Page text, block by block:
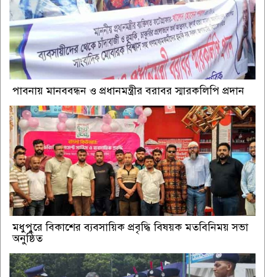
পাবনায় মানববন্ধন ও প্রধানমন্ত্রীর বরাবর স্মারকলিপি প্রদান
মধুপুরে বিকাশের ব্যবসায়িক প্রবৃদ্ধি বিষয়ক মতবিনিময় সভা
অনুষ্ঠিত